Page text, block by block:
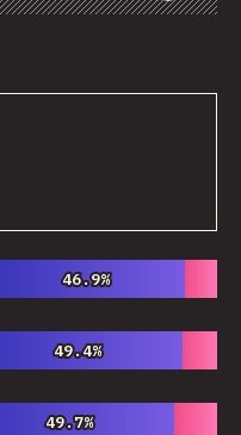
Customize Data
Comments
46.9%
46.9%
49.4%
49.4%
49.7%
49.7%